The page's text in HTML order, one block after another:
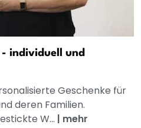
individuell und
Geschenke für
deren Familien.
W... | mehr